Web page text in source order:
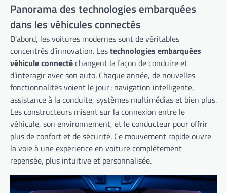
Panorama des technologies embarquées
dans les véhicules connectés
D'abord, les voitures modernes sont de véritables
concentrés d’innovation. Lestechnologies embarquées
véhicule connectéchangent la façon de conduire et
d’interagir avec son auto. Chaque année, de nouvelles
fonctionnalités voient le jour : navigation intelligente,
assistance à la conduite, systèmes multimédias et bien plus.
Les constructeurs misent sur la connexion entre le
véhicule, son environnement, et le conducteur pour offrir
plus de confort et de sécurité. Ce mouvement rapide ouvre
la voie à une expérience en voiture complètement
repensée, plus intuitive et personnalisée.